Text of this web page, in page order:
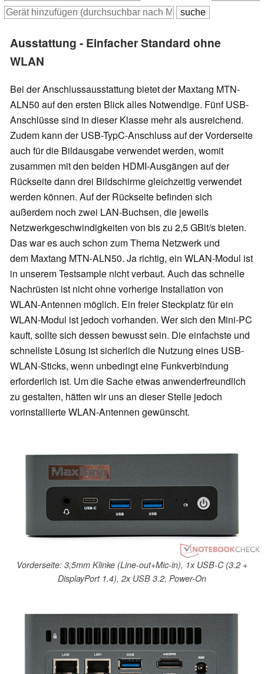
Ausstattung - Einfacher Standard ohne
WLAN
Bei der Anschlussausstattung bietet der Maxtang MTN-
ALN50 auf den ersten Blick alles Notwendige. Fünf USB-
Anschlüsse sind in dieser Klasse mehr als ausreichend.
Zudem kann der USB-TypC-Anschluss auf der Vorderseite
auch für die Bildausgabe verwendet werden, womit
zusammen mit den beiden HDMI-Ausgängen auf der
Rückseite dann drei Bildschirme gleichzeitig verwendet
werden können. Auf der Rückseite befinden sich
außerdem noch zwei LAN-Buchsen, die jeweils
Netzwerkgeschwindigkeiten von bis zu 2,5 GBit/s bieten.
Das war es auch schon zum Thema Netzwerk und
dem Maxtang MTN-ALN50. Ja richtig, ein WLAN-Modul ist
in unserem Testsample nicht verbaut. Auch das schnelle
Nachrüsten ist nicht ohne vorherige Installation von
WLAN-Antennen möglich. Ein freier Steckplatz für ein
WLAN-Modul ist jedoch vorhanden. Wer sich den Mini-PC
kauft, sollte sich dessen bewusst sein. Die einfachste und
schnellste Lösung ist sicherlich die Nutzung eines USB-
WLAN-Sticks, wenn unbedingt eine Funkverbindung
erforderlich ist. Um die Sache etwas anwenderfreundlich
zu gestalten, hätten wir uns an dieser Stelle jedoch
vorinstallierte WLAN-Antennen gewünscht.
Vorderseite: 3,5mm Klinke (Line-out+Mic-in), 1x USB-C (3.2 +
DisplayPort 1.4), 2x USB 3.2, Power-On